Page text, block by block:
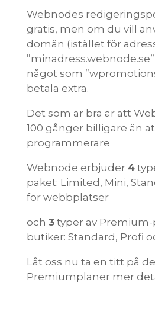
Webnodes
gratis, men om du vill
domän (istället för
något som
betala extra.
Det som är bra är att
100 gånger billigare än
programmerare
Webnode erbjuder 4
paket: Limited, Mini,
för webbplatser
och 3typer av Premium-
butiker: Standard, Profi
Låt oss nu ta en titt på
Premiumplaner mer